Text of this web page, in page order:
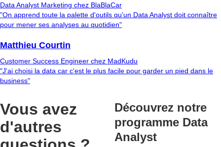
Data Analyst Marketing chez BlaBlaCar
"On apprend toute la palette d'outils qu'un Data Analyst doit connaître
pour mener ses analyses au quotidien"
Matthieu Courtin
Customer Success Engineer chez MadKudu
"J'ai choisi la data car c'est le plus facile pour garder un pied dans le
business"
Vous avez
d'autres
Découvrez notre
programme Data
Analyst